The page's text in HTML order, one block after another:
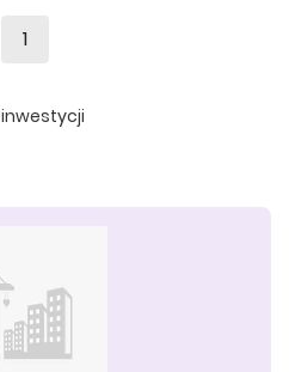
1
inwestycji